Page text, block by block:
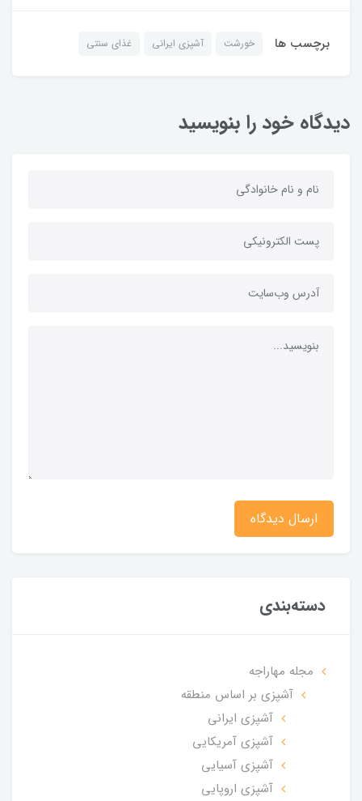
برچسب ها خورشت آشپزی ایرانی غذای سنتی
دیدگاه خود را بنویسید
ارسال دیدگاه
دسته‌بندی
مجله مهاراجه
آشپزی بر اساس منطقه
آشپزی ایرانی
آشپزی آمریکایی
آشپزی آسیایی
آشپزی اروپایی